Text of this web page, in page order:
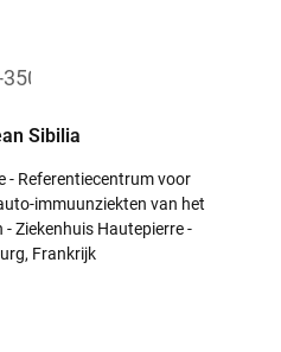
Sibilia
- Referentiecentrum voor
immuunziekten van het
Ziekenhuis Hautepierre -
Frankrijk